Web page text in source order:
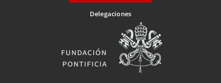
Delegaciones